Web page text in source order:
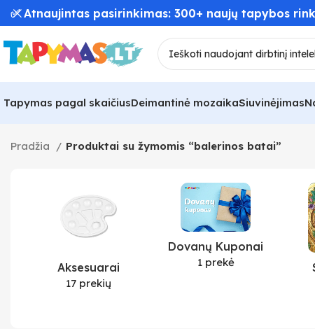
Tapymas pagal skaičiusDeimantinė mozaikaSiuvinėjimas
Pradžia Produktai su žymomis “balerinos batai”
Aksesuarai
17 prekių
Dovanų Kuponai
1 prekė
✅ Atnaujintas pasirinkimas: 300+ naujų tapybos